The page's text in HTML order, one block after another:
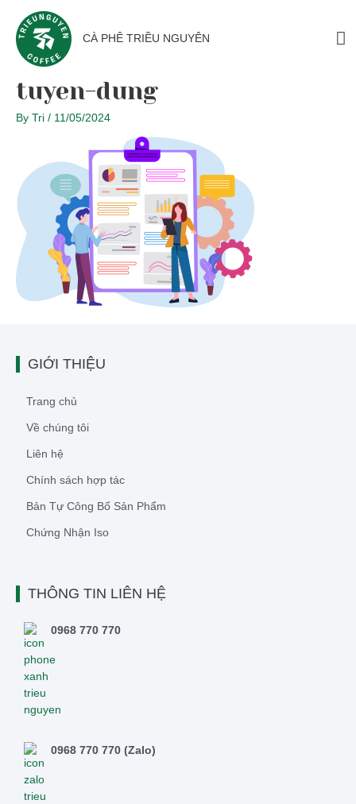
CÀ PHÊ TRIỀU NGUYÊN
tuyen-dung
By Tri / 11/05/2024
GIỚI THIỆU
Trang chủ
Về chúng tôi
Liên hệ
Chính sách hợp tác
Bản Tự Công Bố Sản Phẩm
Chứng Nhận Iso
THÔNG TIN LIÊN HỆ
0968 770 770
0968 770 770 (Zalo)